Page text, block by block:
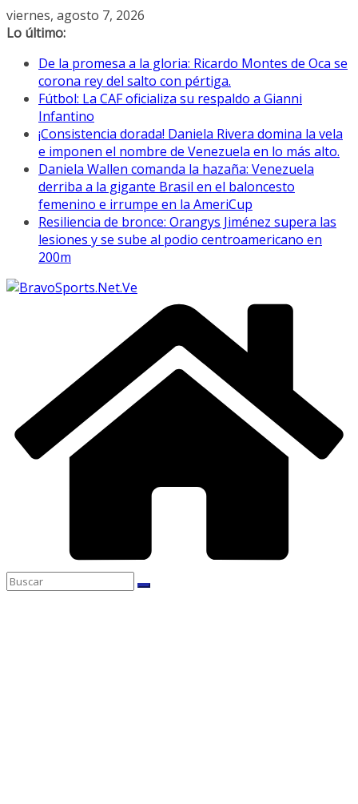
Saltar
al
viernes, agosto 7, 2026
Lo último:
De la promesa a la gloria: Ricardo Montes de Oca se
corona rey del salto con pértiga.
Fútbol: La CAF oficializa su respaldo a Gianni
Infantino
¡Consistencia dorada! Daniela Rivera domina la vela
e imponen el nombre de Venezuela en lo más alto.
Daniela Wallen comanda la hazaña: Venezuela
derriba a la gigante Brasil en el baloncesto
femenino e irrumpe en la AmeriCup
Resiliencia de bronce: Orangys Jiménez supera las
lesiones y se sube al podio centroamericano en
200m